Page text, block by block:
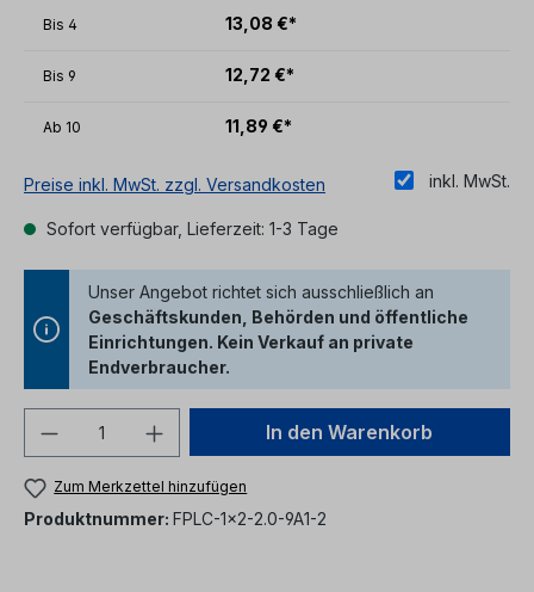
Bis 4 13,08 €*
Bis 9 12,72 €*
Ab 10 11,89 €*
inkl. MwSt.
Preise inkl. MwSt. zzgl. Versandkosten
Sofort verfügbar, Lieferzeit: 1-3 Tage
Unser Angebot richtet sich ausschließlich an
Geschäftskunden, Behörden und öffentliche
Einrichtungen. Kein Verkauf an private
Endverbraucher.
Produkt Anzahl: Gib denIn den Warenkorb
Zum Merkzettel hinzufügen
Produktnummer: FPLC-1x2-2.0-9A1-2